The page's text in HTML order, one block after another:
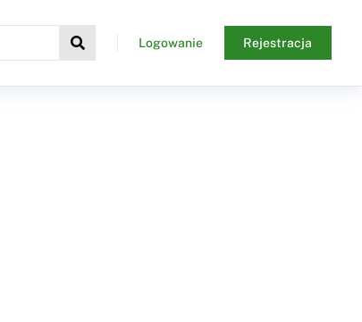
Logowanie Rejestracja